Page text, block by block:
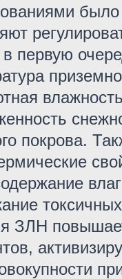
первую
покрова.
ЗЛН